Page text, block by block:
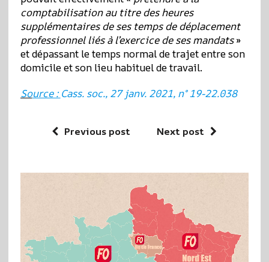
comptabilisation au titre des heures
supplémentaires de ses temps de déplacement
professionnel liés à l’exercice de ses mandats»
et dépassant le temps normal de trajet entre son
domicile et son lieu habituel de travail.
Source :Cass. soc., 27 janv. 2021, n° 19-22.038
Previous post Next post